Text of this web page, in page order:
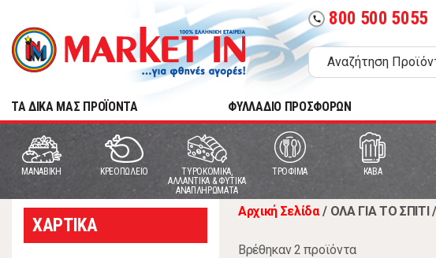
call 800 500 5055
TA ΔΙΚΑ ΜΑΣ ΠΡΟΪΟΝΤΑ ΦΥΛΛΑΔΙΟ ΠΡΟΣΦΟΡΩΝ
MANABIKH ΚΡΕΟΠΩΛΕΙΟ
ΤΥΡΟΚΟΜΙΚΑ,
ΑΛΛΑΝΤΙΚΑ & ΦΥΤΙΚΑ
ΑΝΑΠΛΗΡΩΜΑΤΑ
ΤΡΟΦΙΜΑ ΚΑΒΑ
ΧΑΡΤΙΚΑ
Αρχική Σελίδα / ΟΛΑ ΓΙΑ ΤΟ ΣΠΙΤΙ /
Βρέθηκαν 2 προϊόντα